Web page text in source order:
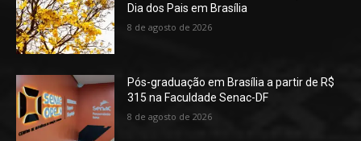
Dia dos Pais em Brasília
8 de agosto de 2026
Pós-graduação em Brasília a partir de R$
315 na Faculdade Senac-DF
8 de agosto de 2026